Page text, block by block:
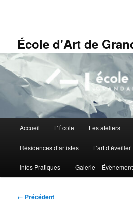
principalÉcole d'Art de
principal
Accueil L’École Les ateliers
Résidences d’artistes L’art d’éveiller
Infos Pratiques Galerie –
Navigation
← Précédent